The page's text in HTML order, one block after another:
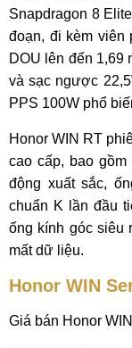
Snapdragon 8
đoạn, đi kèm
DOU lên đến 1,69
và sạc ngược
PPS 100W phổ
Honor WIN RT
cao cấp, bao
động xuất sắc,
chuẩn K lần đầu
ống kính góc siêu
mất dữ liệu.
Honor WIN
Giá bán Honor